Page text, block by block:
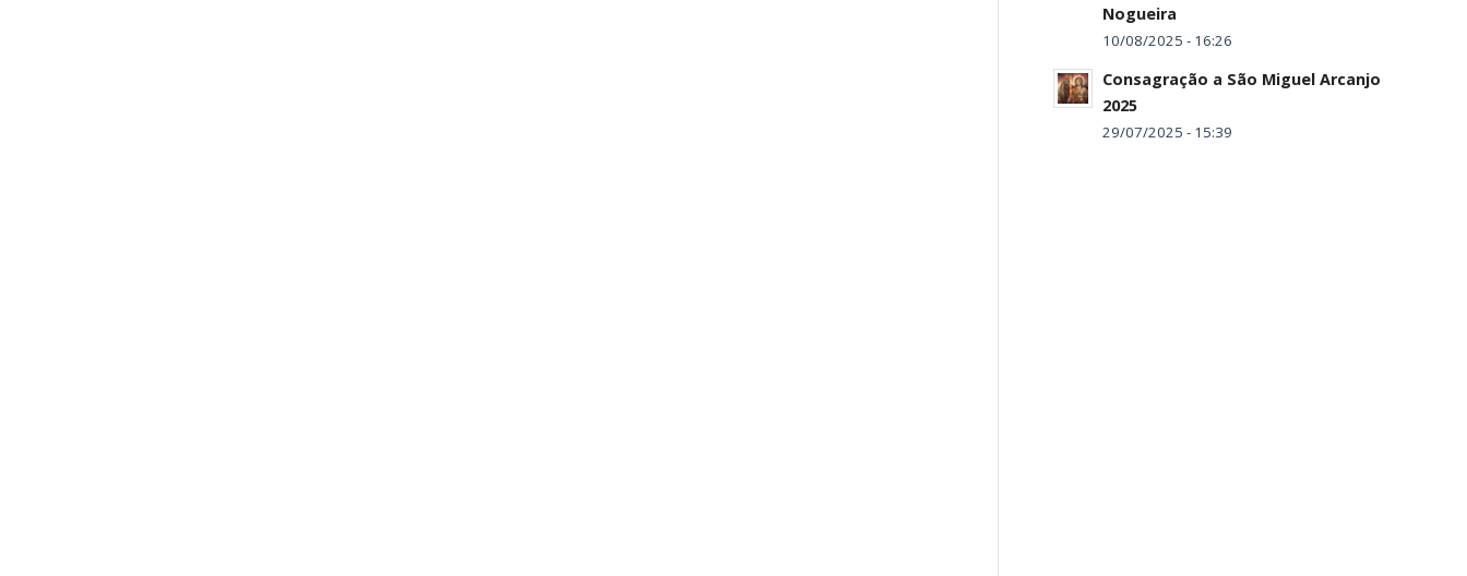
Nogueira
10/08/2025 - 16:26
Consagração a São Miguel Arcanjo
2025
29/07/2025 - 15:39